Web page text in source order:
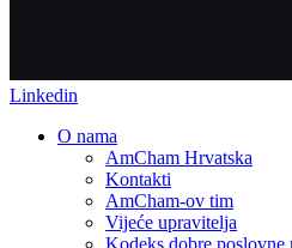
Linkedin
O nama
AmCham Hrvatska
Kontakti
AmCham-ov tim
Vijeće upravitelja
Kodeks dobre poslovne